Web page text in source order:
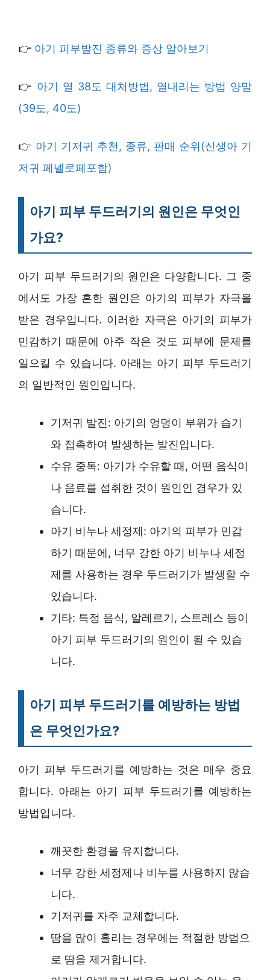
👉 아기 피부발진 종류와 증상 알아보기
👉 아기 열 38도 대처방법, 열내리는 방법 양말
(39도, 40도)
👉 아기 기저귀 추천, 종류, 판매 순위(신생아 기
저귀 페넬로페포함)
아기 피부 두드러기의 원인은 무엇인
가요?
아기 피부 두드러기의 원인은 다양합니다. 그 중
에서도 가장 흔한 원인은 아기의 피부가 자극을
받은 경우입니다. 이러한 자극은 아기의 피부가
민감하기 때문에 아주 작은 것도 피부에 문제를
일으킬 수 있습니다. 아래는 아기 피부 두드러기
의 일반적인 원인입니다.
기저귀 발진: 아기의 엉덩이 부위가 습기
와 접촉하여 발생하는 발진입니다.
수유 중독: 아기가 수유할 때, 어떤 음식이
나 음료를 섭취한 것이 원인인 경우가 있
습니다.
아기 비누나 세정제: 아기의 피부가 민감
하기 때문에, 너무 강한 아기 비누나 세정
제를 사용하는 경우 두드러기가 발생할 수
있습니다.
기타: 특정 음식, 알레르기, 스트레스 등이
아기 피부 두드러기의 원인이 될 수 있습
니다.
아기 피부 두드러기를 예방하는 방법
은 무엇인가요?
아기 피부 두드러기를 예방하는 것은 매우 중요
합니다. 아래는 아기 피부 두드러기를 예방하는
방법입니다.
깨끗한 환경을 유지합니다.
너무 강한 세정제나 비누를 사용하지 않습
니다.
기저귀를 자주 교체합니다.
땀을 많이 흘리는 경우에는 적절한 방법으
로 땀을 제거합니다.